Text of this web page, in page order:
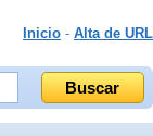
Inicio - Alta de URL